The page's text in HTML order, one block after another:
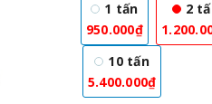
1 tấn
950.000₫
2
10 tấn
5.400.000₫